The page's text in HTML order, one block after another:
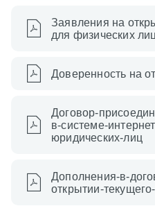
Заявления на
для физических лиц
Доверенность на
Договор-
в-системе-
юридических-лиц
Дополнения-в-
открытии-